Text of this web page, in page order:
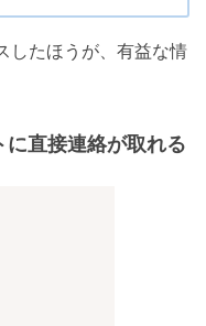
したほうが、有益な情
直接連絡が取れる